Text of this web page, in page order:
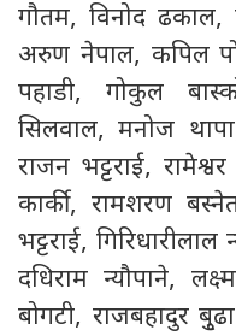
गौतम, विनोद ढकाल,
अरुण नेपाल, कपिल
पहाडी, गोकुल
सिलवाल, मनोज
राजन भट्टराई,
कार्की, रामशरण
भट्टराई,
दधिराम न्यौपाने,
बोगटी, राजबहादुर